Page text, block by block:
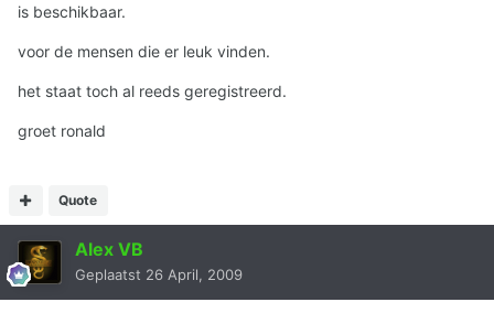
is beschikbaar.
voor de mensen die er leuk vinden.
het staat toch al reeds geregistreerd.
groet ronald
Quote
Alex VB
Geplaatst 26 April, 2009